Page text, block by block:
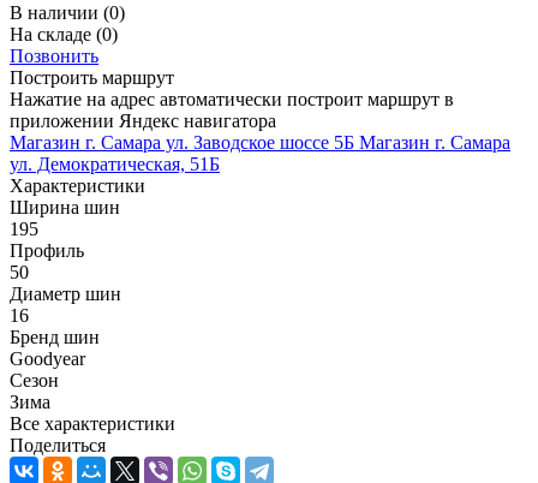
В наличии (0)
На складе (0)
Позвонить
Построить маршрут
Нажатие на адрес автоматически построит маршрут в
приложении Яндекс навигатора
Магазин г. Самара ул. Заводское шоссе 5Б Магазин г. Самара
ул. Демократическая, 51Б
Характеристики
Ширина шин
195
Профиль
50
Диаметр шин
16
Бренд шин
Goodyear
Сезон
Зима
Все характеристики
Поделиться